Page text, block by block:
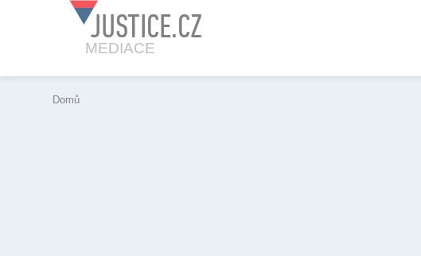
JUSTICE.CZ
MEDIACE
Domů